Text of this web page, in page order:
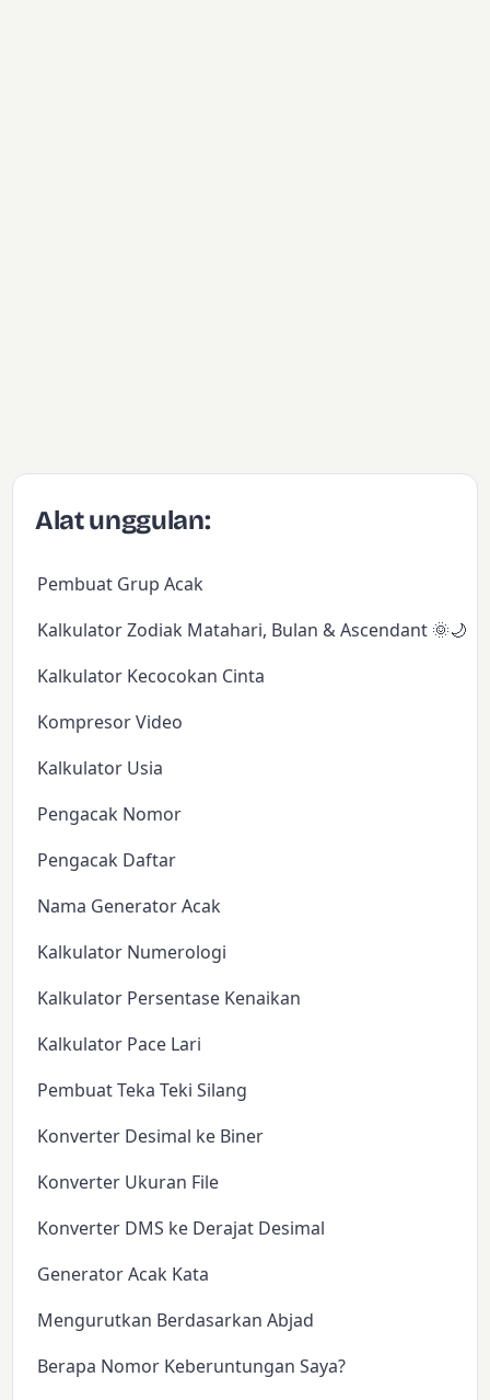
Alat unggulan:
Pembuat Grup Acak
Kalkulator Zodiak Matahari, Bulan & Ascendant 🌞🌙✨
Kalkulator Kecocokan Cinta
Kompresor Video
Kalkulator Usia
Pengacak Nomor
Pengacak Daftar
Nama Generator Acak
Kalkulator Numerologi
Kalkulator Persentase Kenaikan
Kalkulator Pace Lari
Pembuat Teka Teki Silang
Konverter Desimal ke Biner
Konverter Ukuran File
Konverter DMS ke Derajat Desimal
Generator Acak Kata
Mengurutkan Berdasarkan Abjad
Berapa Nomor Keberuntungan Saya?